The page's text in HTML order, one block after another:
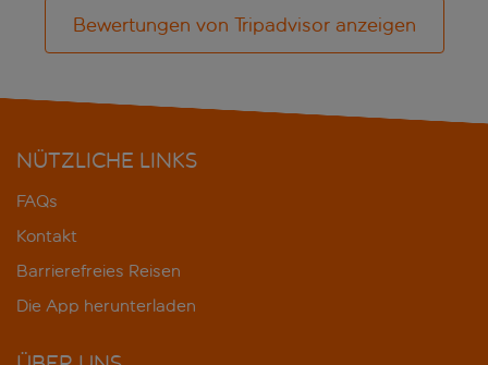
Bewertungen von Tripadvisor anzeigen
NÜTZLICHE LINKS
FAQs
Kontakt
Barrierefreies Reisen
Die App herunterladen